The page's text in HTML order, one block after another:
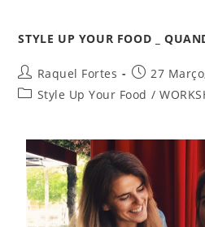
STYLE UP YOUR FOOD _
Raquel Fortes
27
Style Up Your Food /